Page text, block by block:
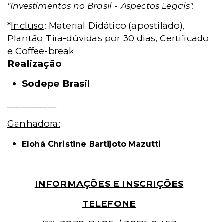
"Investimentos no Brasil - Aspectos Legais".
*Incluso: Material Didático (apostilado),
Plantão Tira-dúvidas por 30 dias, Certificado
e Coffee-break
Realização
Sodepe Brasil
Ganhadora:
Elohá Christine Bartijoto Mazutti
INFORMAÇÕES E INSCRIÇÕES
TELEFONE